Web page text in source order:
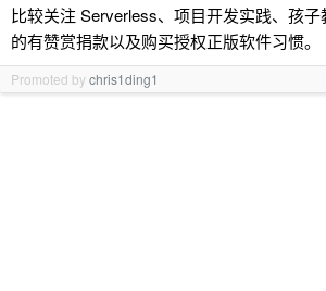
比较关注 Serverless、项目开发实践、孩子
的有赞赏捐款以及购买授权正版软件习惯。
Promoted bychris1ding1